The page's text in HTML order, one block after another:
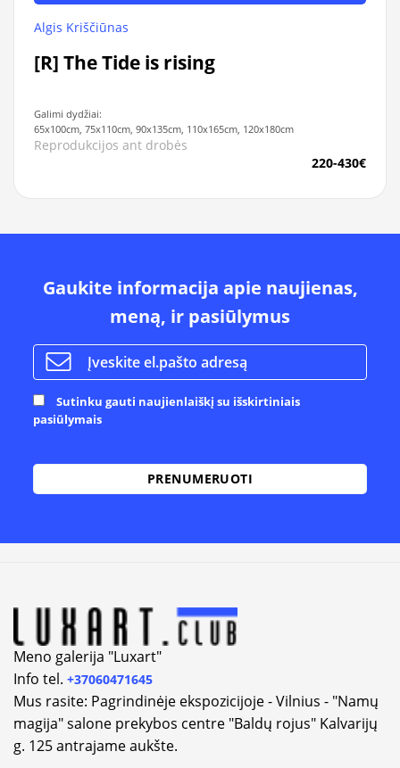
Algis Kriščiūnas
[R] The Tide is rising
Galimi dydžiai:
65x100cm, 75x110cm, 90x135cm, 110x165cm, 120x180cm
Reprodukcijos ant drobės
220-430€
Gaukite informacija apie naujienas,
meną, ir pasiūlymus
Sutinku gauti naujienlaiškį su išskirtiniais
pasiūlymais
Meno galerija "Luxart"
Info tel. +37060471645
Mus rasite: Pagrindinėje ekspozicijoje - Vilnius - "Namų
magija" salone prekybos centre "Baldų rojus" Kalvarijų
g. 125 antrajame aukšte.